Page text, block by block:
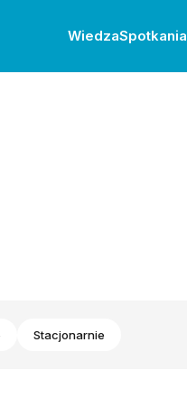
WiedzaSpotkania
Stacjonarnie